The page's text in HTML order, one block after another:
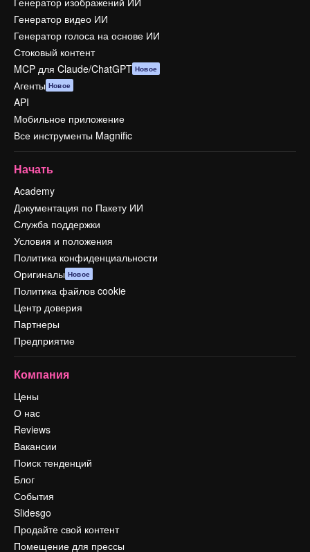
Генератор видео ИИ
Генератор голоса на основе ИИ
Стоковый контент
MCP для Claude/ChatGPT Новое
Агенты Новое
API
Мобильное приложение
Все инструменты Magnific
Начать
Academy
Документация по Пакету ИИ
Служба поддержки
Условия и положения
Политика конфиденциальности
Оригиналы Новое
Политика файлов cookie
Центр доверия
Партнеры
Предприятие
Компания
Цены
О нас
Reviews
Вакансии
Поиск тенденций
Блог
События
Slidesgo
Продайте свой контент
Помещение для прессы